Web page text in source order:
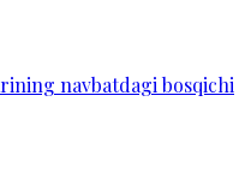
navbatdagi bosqichi